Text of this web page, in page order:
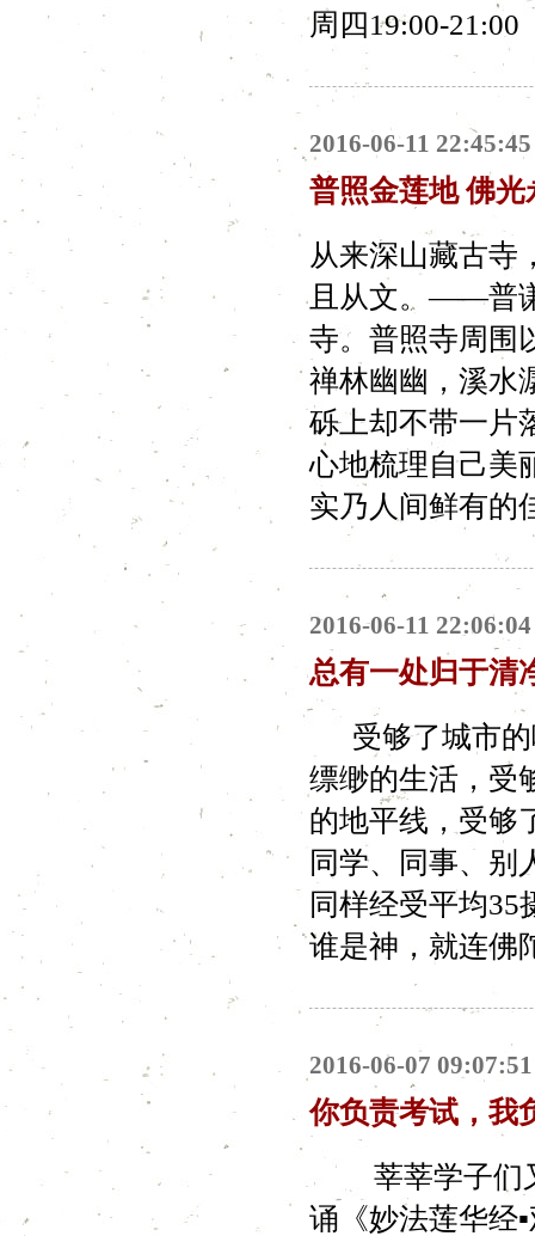
周四19:00-21:00
2016-06-11 22:45:45
普照金莲地 佛光
从来深山藏古寺
且从文。——普
寺。普照寺周围
禅林幽幽，溪水
砾上却不带一片
心地梳理自己美
实乃人间鲜有的
2016-06-11 22:06:04
总有一处归于
受够了城市的
缥缈的生活，受
的地平线，受够
同学、同事、别
同样经受平均
谁是神，就连佛
2016-06-07 09:07:51
你负责考试，我
莘莘学子们又
诵《妙法莲华经